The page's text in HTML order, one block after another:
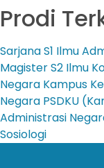
Prodi
SarjanaS1 Ilmu
MagisterS2 Ilmu
Negara Kampus
Negara PSDKU
Administrasi
Sosiologi